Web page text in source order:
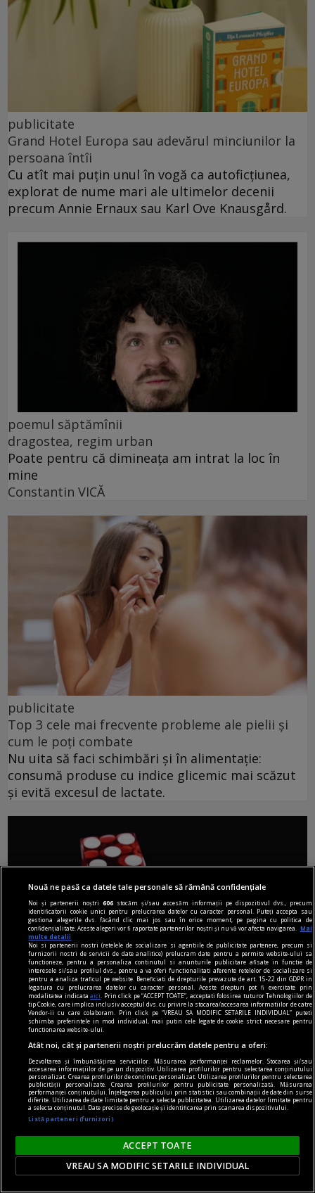
publicitate
Grand Hotel Europa sau adevărul minciunilor la
persoana întîi
Cu atît mai puțin unul în vogă ca autoficțiunea,
explorat de nume mari ale ultimelor decenii
precum Annie Ernaux sau Karl Ove Knausgård.
poemul săptămînii
dragostea, regim urban
Poate pentru că dimineața am intrat la loc în
mine
Constantin VICĂ
publicitate
Top 3 cele mai frecvente probleme ale pielii și
cum le poți combate
Nu uita să faci schimbări și în alimentație:
consumă produse cu indice glicemic mai scăzut
și evită excesul de lactate.
publicitate
De unde vine expresia „Zarurile au fost
aruncate"?
„Să înceapă jocul!”.
Nouă ne pasă ca datele tale personale să rămână confidențiale
Noi și partenerii noștri606 stocăm și/sau accesăm informații pe dispozitivul dvs., precum
identificatorii cookie unici pentru prelucrarea datelor cu caracter personal. Puteți accepta sau
gestiona alegerile dvs. făcând clic mai jos sau în orice moment, pe pagina cu politica de
confidențialitate. Aceste alegeri vor fi raportate partenerilor noștri și nu vă vor afecta navigarea.
Mai
multe detalii
Noi si partenerii nostri (retelele de socializare si agentiile de publicitate partenere, precum si
furnizorii nostri de servicii de date analitice) prelucram date pentru a permite website-ului sa
functioneze, pentru a personaliza continutul si anunturile publicitare afisate in functie de
interesele si/sau profilul dvs., pentru a va oferi functionalitati aferente retelelor de socializare si
pentru a analiza traficul pe website. Beneficiati de drepturile prevazute de art. 15-22 din GDPR in
legatura cu prelucrarea datelor cu caracter personal. Aceste drepturi pot fi exercitate prin
modalitatea indicataaici
. Prin click pe “ACCEPT TOATE”, acceptati folosirea tuturor Tehnologiilor de
tip Cookie, care implica inclusiv acceptul dvs. cu privire la stocarea/accesarea informatiilor de catre
Vendor-ii cu care colaboram. Prin click pe “VREAU SA MODIFIC SETARILE INDIVIDUAL” puteti
schimba preferintele in mod individual, mai putin cele legate de cookie strict necesare pentru
functionarea website-ului.
Atât noi, cât și partenerii noștri prelucrăm datele pentru a oferi:
Dezvoltarea și îmbunătățirea serviciilor. Măsurarea performanței reclamelor. Stocarea și/sau
accesarea informațiilor de pe un dispozitiv. Utilizarea profilurilor pentru selectarea conținutului
personalizat. Crearea profilurilor de conținut personalizat. Utilizarea profilurilor pentru selectarea
publicității personalizate. Crearea profilurilor pentru publicitate personalizată. Măsurarea
performanței conținutului. Înțelegerea publicului prin statistici sau combinații de date din surse
diferite. Utilizarea de date limitate pentru a selecta publicitatea. Utilizarea datelor limitate pentru
a selecta conținutul. Date precise de geolocație și identificarea prin scanarea dispozitivului.
Listă parteneri (furnizori)
ACCEPT TOATE
VREAU SA MODIFIC SETARILE INDIVIDUAL